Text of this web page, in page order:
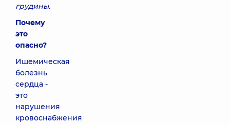
грудины.
Почему
это
опасно?
Ишемическая
болезнь
сердца -
это
нарушения
кровоснабжения